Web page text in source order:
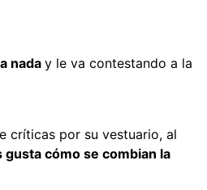
nada y le va contestando a la
críticas por su vestuario, al
gusta cómo se combian la